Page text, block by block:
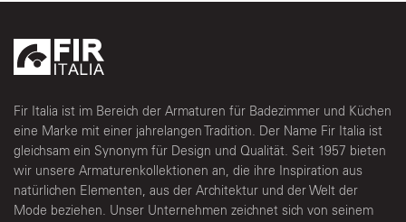
Fir Italia ist im Bereich der Armaturen für Badezimmer und Küchen
eine Marke mit einer jahrelangen Tradition. Der Name Fir Italia ist
gleichsam ein Synonym für Design und Qualität. Seit 1957 bieten
wir unsere Armaturenkollektionen an, die ihre Inspiration aus
natürlichen Elementen, aus der Architektur und der Welt der
Mode beziehen. Unser Unternehmen zeichnet sich von seinem